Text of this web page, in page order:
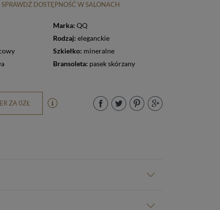
SPRAWDŹ DOSTĘPNOŚĆ W SALONACH
Marka: QQ
Rodzaj:eleganckie
Szkiełko: mineralne
Bransoleta: pasek skórzany
ZA 0ZŁ